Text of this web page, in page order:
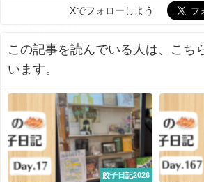
Xでフォローしよう
この記事を読んでいる人は、こち
います。
餃子日記2026